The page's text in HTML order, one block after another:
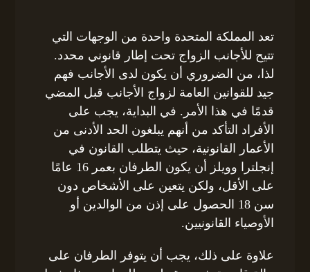
تعد المملكة المتحدة واحدة من الوجهات التي
تتيح للأجانب الزواج تحت إطار قانوني محدد.
لذا، من الضروري أن يكون لدى الأجانب فهم
جيد للقوانين العامة لزواج الأجانب قبل المضي
قدمًا في هذا الأمر. في البداية، يجب على
الأفراد التأكد من أنهم يبلغون الحد الأدنى من
الأعمار القانونية، حيث يتطلب القانون في
إنجلترا وويلز أن يكون الطرفان بعمر 16 عامًا
على الأقل، ولكن يتعين على الأشخاص دون
سن 18 الحصول على إذن من الوالدين أو
الأوصياء القانونيين.
علاوة على ذلك، يجب أن يتوفر الطرفان على